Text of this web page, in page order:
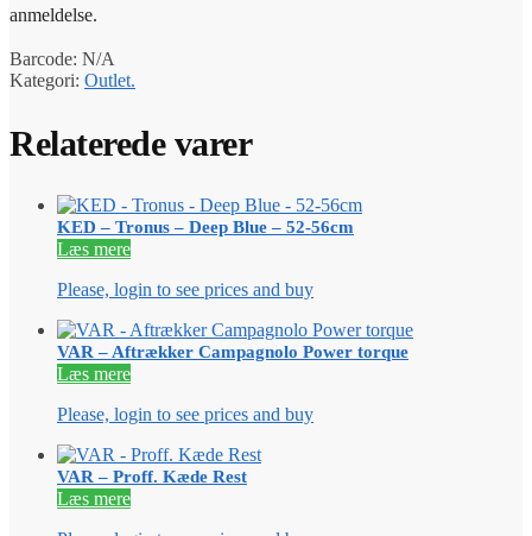
anmeldelse.
Barcode: N/A
Kategori: Outlet.
Relaterede varer
KED – Tronus – Deep Blue – 52-56cm
Læs mere
Please, login to see prices and buy
VAR – Aftrækker Campagnolo Power torque
Læs mere
Please, login to see prices and buy
VAR – Proff. Kæde Rest
Læs mere